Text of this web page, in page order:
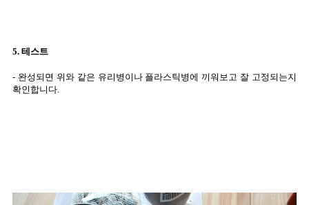
5. 테스트
- 완성되면 위와 같은 유리병이나 플라스틱병에 끼워보고 잘 고정되는지
확인합니다.